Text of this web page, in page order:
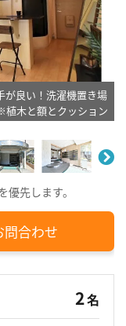
が良い！洗濯機置き場
木と額とクッション
先します。
問合わせ
2名